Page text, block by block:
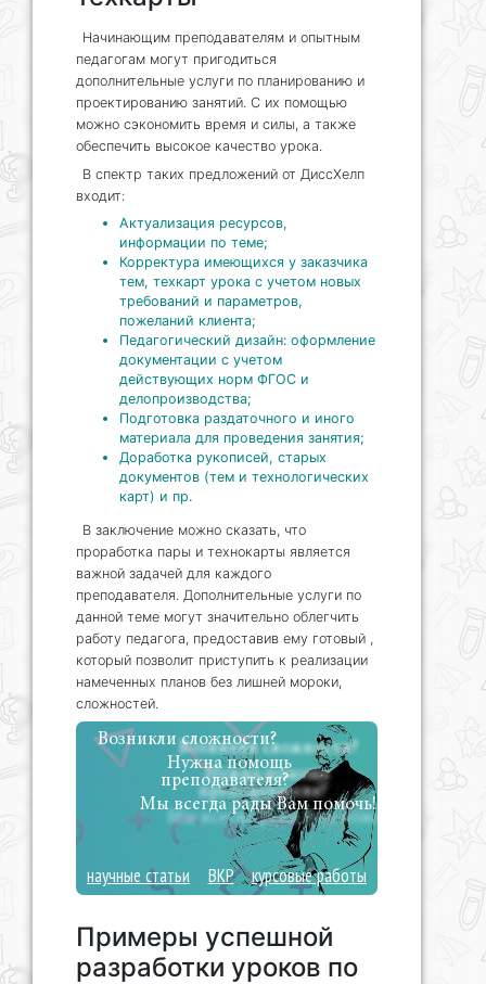
Начинающим преподавателям и опытным
педагогам могут пригодиться
дополнительные услуги по планированию и
проектированию занятий. С их помощью
можно сэкономить время и силы, а также
обеспечить высокое качество урока.
В спектр таких предложений от ДиссХелп
входит:
Актуализация ресурсов,
информации по теме;
Корректура имеющихся у заказчика
тем, техкарт урока с учетом новых
требований и параметров,
пожеланий клиента;
Педагогический дизайн: оформление
документации с учетом
действующих норм ФГОС и
делопроизводства;
Подготовка раздаточного и иного
материала для проведения занятия;
Доработка рукописей, старых
документов (тем и технологических
карт) и пр.
В заключение можно сказать, что
проработка пары и технокарты является
важной задачей для каждого
преподавателя. Дополнительные услуги по
данной теме могут значительно облегчить
работу педагога, предоставив ему готовый ,
который позволит приступить к реализации
намеченных планов без лишней мороки,
сложностей.
Возникли сложности?
Нужна помощь
преподавателя?
Мы всегда рады Вам помочь!
научные статьи ВКР курсовые работы
Примеры успешной
разработки уроков по